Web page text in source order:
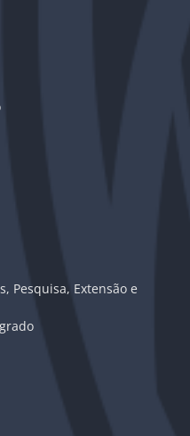
Pesquisa, Extensão e